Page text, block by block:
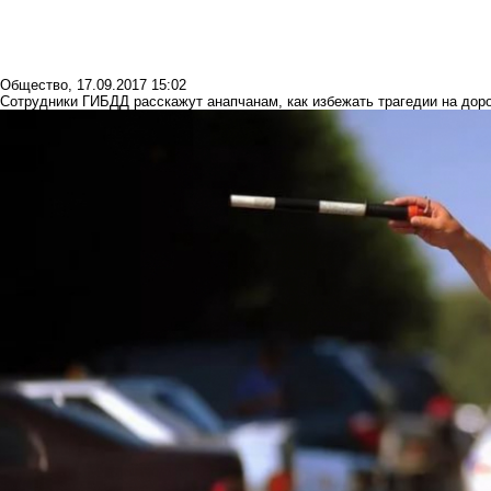
Общество, 17.09.2017 15:02
Сотрудники ГИБДД расскажут анапчанам, как избежать трагедии на